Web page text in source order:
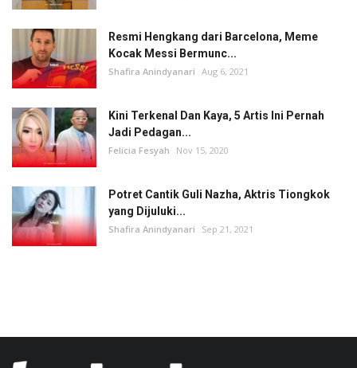
Resmi Hengkang dari Barcelona, Meme
Kocak Messi Bermunc...
Shafira Anindyanari Aug 6, 2021
Kini Terkenal Dan Kaya, 5 Artis Ini Pernah
Jadi Pedagan...
Felicia Fesyah Nov 15, 2020
Potret Cantik Guli Nazha, Aktris Tiongkok
yang Dijuluki...
Shafira Anindyanari Sep 21, 2021